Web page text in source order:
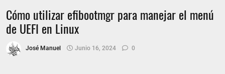
Cómo utilizar efibootmgr para manejar el menú
de UEFI en Linux
José Manuel Junio 16, 2024 0